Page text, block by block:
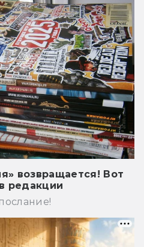
возвращается! Вот
редакции